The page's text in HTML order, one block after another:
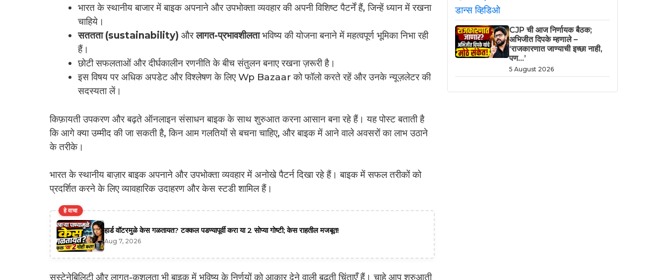
भारत के स्थानीय बाजार में बाइक अपनाने और उपभोक्ता व्यवहार की अपनी विशिष्ट पैटर्नें हैं, जिन्हें ध्यान में रखना
चाहिये।
सततता (sustainability) औरलागत-प्रभावशीलताभविष्य की योजना बनाने में महत्वपूर्ण भूमिका निभा रही
हैं।
छोटी सफलताओं और दीर्घकालीन रणनीति के बीच संतुलन बनाए रखना ज़रूरी है।
इस विषय पर अधिक अपडेट और विश्लेषण के लिए Wp Bazaar को फॉलो करते रहें और उनके न्यूज़लेटर की
सदस्यता लें।
किफ़ायती उपकरण और बढ़ते ऑनलाइन संसाधन बाइक के साथ शुरुआत करना आसान बना रहे हैं। यह पोस्ट बताती है
कि आगे क्या उम्मीद की जा सकती है, किन आम गलतियों से बचना चाहिए, और बाइक में आने वाले अवसरों का लाभ उठाने
के तरीके।
भारत के स्थानीय बाज़ार बाइक अपनाने और उपभोक्ता व्यवहार में अनोखे पैटर्न दिखा रहे हैं। बाइक में सफल तरीकों को
प्रदर्शित करने के लिए व्यावहारिक उदाहरण और केस स्टडी शामिल हैं।
हे वाचा
हार्ड वॉटरमुळे केस गळतायत? टक्कल पडण्यापूर्वी करा या 2 सोप्या गोष्टी; केस राहतील मजबूत!
Aug 7, 2026
सस्टेनेबिलिटी और लागत-कुशलता भी बाइक में भविष्य के निर्णयों को आकार देने वाली बढ़ती चिंताएँ हैं। चाहे आप शुरुआती
CJP ची आज निर्णायक बैठक;
अभिजीत दिपके म्हणाले –
‘राजकारणात जाण्याची इच्छा नाही,
पण…’
5 August 2026